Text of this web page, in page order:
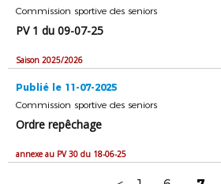
Commission sportive des seniors
PV 1 du 09-07-25
Saison 2025/2026
Publié le 11-07-2025
Commission sportive des seniors
Ordre repêchage
annexe au PV 30 du 18-06-25